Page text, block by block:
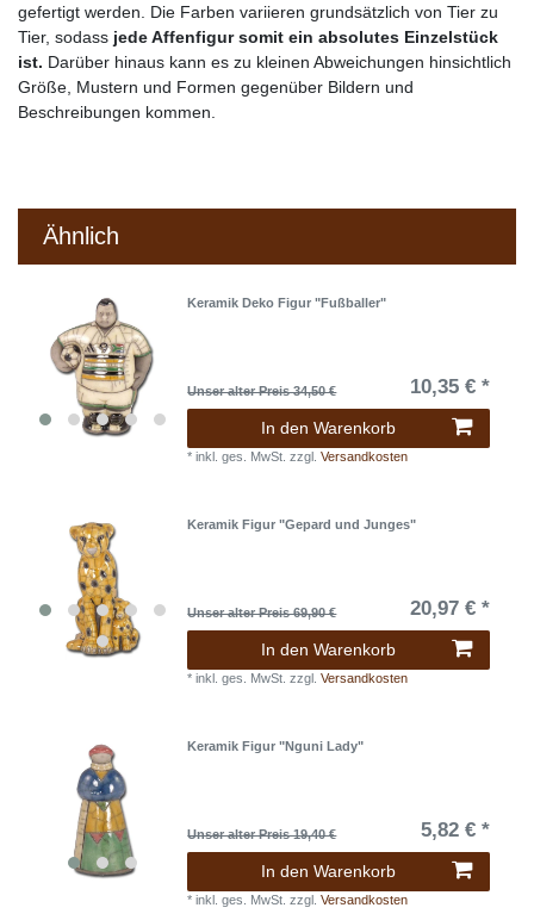
gefertigt werden. Die Farben variieren grundsätzlich von Tier zu
Tier, sodass jede Affenfigur somit ein absolutes Einzelstück
ist. Darüber hinaus kann es zu kleinen Abweichungen hinsichtlich
Größe, Mustern und Formen gegenüber Bildern und
Beschreibungen kommen.
Ähnlich
Keramik Deko Figur "Fußballer"
Unser alter Preis 34,50 € 10,35 € *
In den Warenkorb
*inkl. ges. MwSt. zzgl.Versandkosten
Keramik Figur "Gepard und Junges"
Unser alter Preis 69,90 € 20,97 € *
In den Warenkorb
*inkl. ges. MwSt. zzgl.Versandkosten
Keramik Figur "Nguni Lady"
Unser alter Preis 19,40 € 5,82 € *
In den Warenkorb
*inkl. ges. MwSt. zzgl.Versandkosten